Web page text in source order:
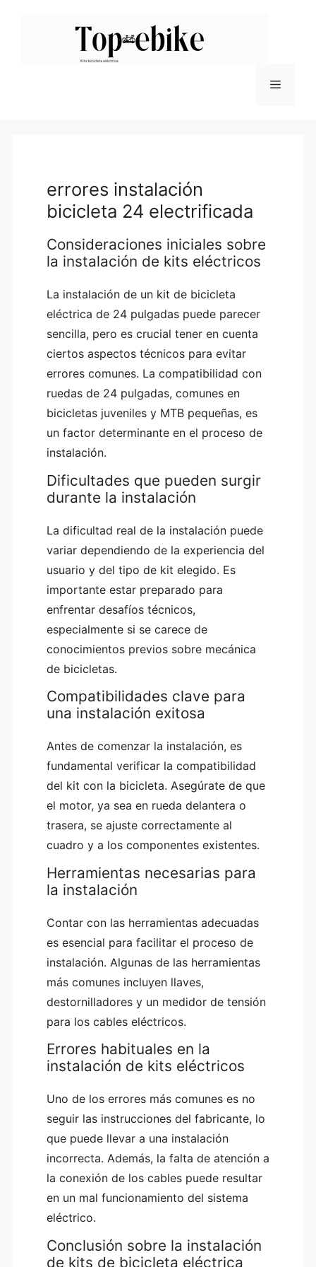
Menú
errores instalación
bicicleta 24 electrificada
Consideraciones iniciales sobre
la instalación de kits eléctricos
La instalación de un kit de bicicleta
eléctrica de 24 pulgadas puede parecer
sencilla, pero es crucial tener en cuenta
ciertos aspectos técnicos para evitar
errores comunes. La compatibilidad con
ruedas de 24 pulgadas, comunes en
bicicletas juveniles y MTB pequeñas, es
un factor determinante en el proceso de
instalación.
Dificultades que pueden surgir
durante la instalación
La dificultad real de la instalación puede
variar dependiendo de la experiencia del
usuario y del tipo de kit elegido. Es
importante estar preparado para
enfrentar desafíos técnicos,
especialmente si se carece de
conocimientos previos sobre mecánica
de bicicletas.
Compatibilidades clave para
una instalación exitosa
Antes de comenzar la instalación, es
fundamental verificar la compatibilidad
del kit con la bicicleta. Asegúrate de que
el motor, ya sea en rueda delantera o
trasera, se ajuste correctamente al
cuadro y a los componentes existentes.
Herramientas necesarias para
la instalación
Contar con las herramientas adecuadas
es esencial para facilitar el proceso de
instalación. Algunas de las herramientas
más comunes incluyen llaves,
destornilladores y un medidor de tensión
para los cables eléctricos.
Errores habituales en la
instalación de kits eléctricos
Uno de los errores más comunes es no
seguir las instrucciones del fabricante, lo
que puede llevar a una instalación
incorrecta. Además, la falta de atención a
la conexión de los cables puede resultar
en un mal funcionamiento del sistema
eléctrico.
Conclusión sobre la instalación
de kits de bicicleta eléctrica